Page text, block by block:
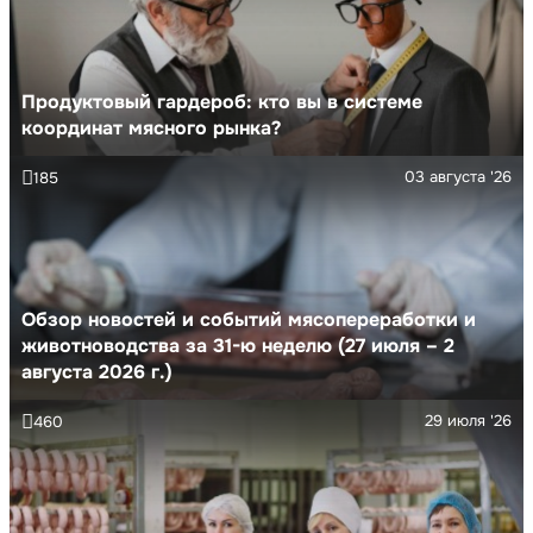
Продуктовый гардероб: кто вы в системе
координат мясного рынка?
Обзор новостей и событий мясопереработки и
животноводства за 31-ю неделю (27 июля – 2
августа 2026 г.)
03 августа '26
185
29 июля '26
460